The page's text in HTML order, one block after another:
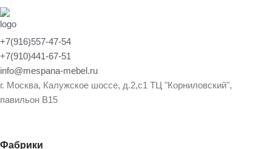
+7(916)557-47-54
+7(910)441-67-51
info@mespana-mebel.ru
г. Москва, Калужское шоссе, д.2,с1 ТЦ "Корниловский",
павильон В15
Фабрики